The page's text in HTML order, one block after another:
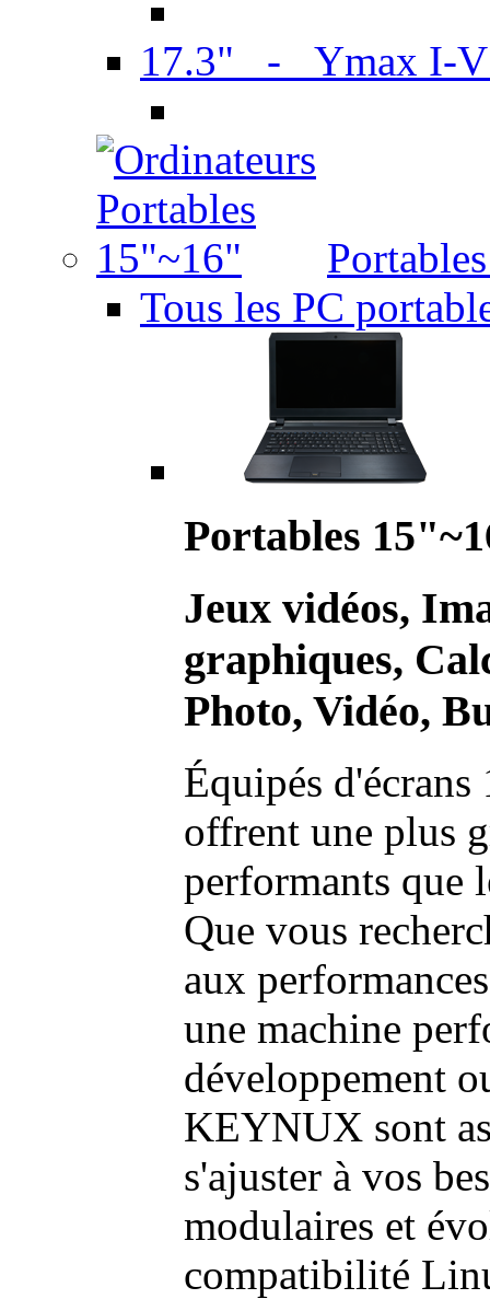
17.3" - Ymax I-
Tous les PC
Portables
Jeux vidéos,
graphiques,
Photo, Vidéo,
Équipés
offrent une plus
performants que
Que vous
aux
une machine
développement
KEYNUX sont
s'ajuster à vos
modulaires et
compatibilité